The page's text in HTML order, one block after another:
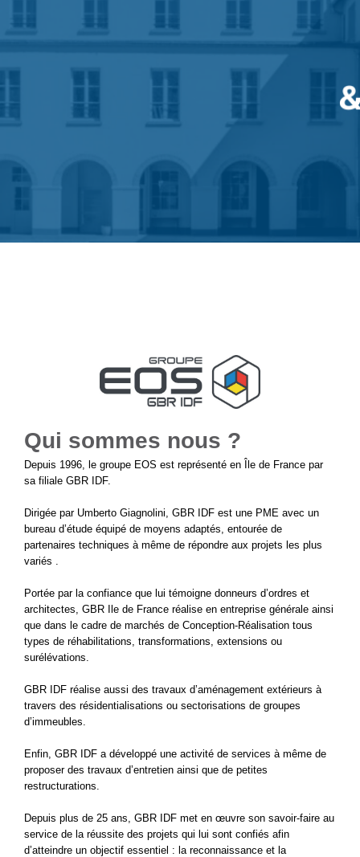
Qui sommes nous ?
Depuis 1996, le groupe EOS est représenté en Île de France par
sa filiale GBR IDF.
Dirigée par Umberto Giagnolini, GBR IDF est une PME avec un
bureau d’étude équipé de moyens adaptés, entourée de
partenaires techniques à même de répondre aux projets les plus
variés .
Portée par la confiance que lui témoigne donneurs d’ordres et
architectes, GBR Ile de France réalise en entreprise générale ainsi
que dans le cadre de marchés de Conception-Réalisation tous
types de réhabilitations, transformations, extensions ou
surélévations.
GBR IDF réalise aussi des travaux d’aménagement extérieurs à
travers des résidentialisations ou sectorisations de groupes
d’immeubles.
Enfin, GBR IDF a développé une activité de services à même de
proposer des travaux d’entretien ainsi que de petites
restructurations.
Depuis plus de 25 ans, GBR IDF met en œuvre son savoir-faire au
service de la réussite des projets qui lui sont confiés afin
d’atteindre un objectif essentiel : la reconnaissance et la